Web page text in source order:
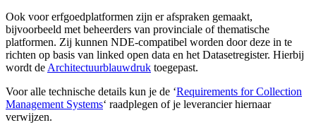
Ook voor erfgoedplatformen zijn er afspraken gemaakt,
bijvoorbeeld met beheerders van provinciale of thematische
platformen. Zij kunnen NDE-compatibel worden door deze in te
richten op basis van linked open data en het Datasetregister. Hierbij
wordt de Architectuurblauwdruk toegepast.
Voor alle technische details kun je de ‘Requirements for Collection
Management Systems‘ raadplegen of je leverancier hiernaar
verwijzen.